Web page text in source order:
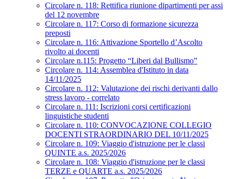
Circolare n. 118: Rettifica riunione dipartimenti per assi
del 12 novembre
Circolare n. 117: Corso di formazione sicurezza
preposti
Circolare n. 116: Attivazione Sportello d’Ascolto
rivolto ai docenti
Circolare n.115: Progetto “Liberi dal Bullismo”
Circolare n. 114: Assemblea d'Istituto in data
14/11/2025
Circolare n. 112: Valutazione dei rischi derivanti dallo
stress lavoro - correlato
Circolare n. 111: Iscrizioni corsi certificazioni
linguistiche studenti
Circolare n. 110: CONVOCAZIONE COLLEGIO
DOCENTI STRAORDINARIO DEL 10/11/2025
Circolare n. 109: Viaggio d'istruzione per le classi
QUINTE a.s. 2025/2026
Circolare n. 108: Viaggio d'istruzione per le classi
TERZE e QUARTE a.s. 2025/2026